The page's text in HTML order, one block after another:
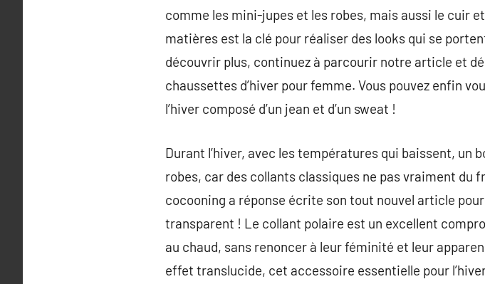
comme les mini-jupes et les robes, mais aussi le cuir
matières est la clé pour réaliser des looks qui se
découvrir plus, continuez à parcourir notre article et
chaussettes d’hiver pour femme. Vous pouvez enfin
l’hiver composé d’un jean et d’un sweat !
Durant l’hiver, avec les températures qui baissent, un
robes, car des collants classiques ne pas vraiment du
cocooning a réponse écrite son tout nouvel article
transparent ! Le collant polaire est un excellent
au chaud, sans renoncer à leur féminité et leur
effet translucide, cet accessoire essentielle pour